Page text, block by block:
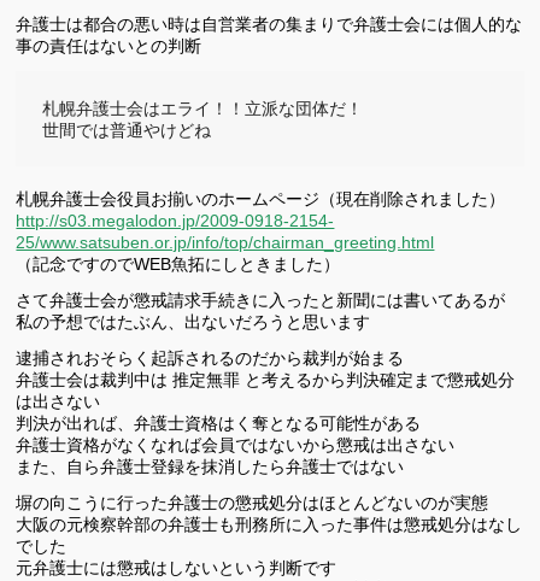
弁護士は都合の悪い時は自営業者の集まりで弁護士会には個人的な
事の責任はないとの判断
札幌弁護士会はエライ！！立派な団体だ！
世間では普通やけどね
札幌弁護士会役員お揃いのホームページ（現在削除されました）
http://s03.megalodon.jp/2009-0918-2154-
25/www.satsuben.or.jp/info/top/chairman_greeting.html
（記念ですのでWEB魚拓にしときました）
さて弁護士会が懲戒請求手続きに入ったと新聞には書いてあるが
私の予想ではたぶん、出ないだろうと思います
逮捕されおそらく起訴されるのだから裁判が始まる
弁護士会は裁判中は 推定無罪 と考えるから判決確定まで懲戒処分
は出さない
判決が出れば、弁護士資格はく奪となる可能性がある
弁護士資格がなくなれば会員ではないから懲戒は出さない
また、自ら弁護士登録を抹消したら弁護士ではない
塀の向こうに行った弁護士の懲戒処分はほとんどないのが実態
大阪の元検察幹部の弁護士も刑務所に入った事件は懲戒処分はなし
でした
元弁護士には懲戒はしないという判断です